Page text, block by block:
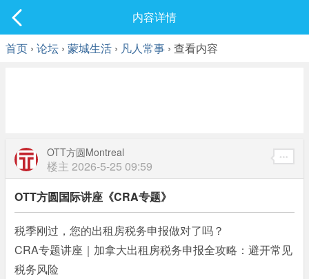
最新发表
内容详情
首页 › 论坛 › 蒙城生活 › 凡人常事 › 查看内容
OTT方圆Montreal
楼主 2026-5-25 09:59
OTT方圆国际讲座《CRA专题》
税季刚过，您的出租房税务申报做对了吗？
CRA专题讲座｜加拿大出租房税务申报全攻略：避开常见
税务风险